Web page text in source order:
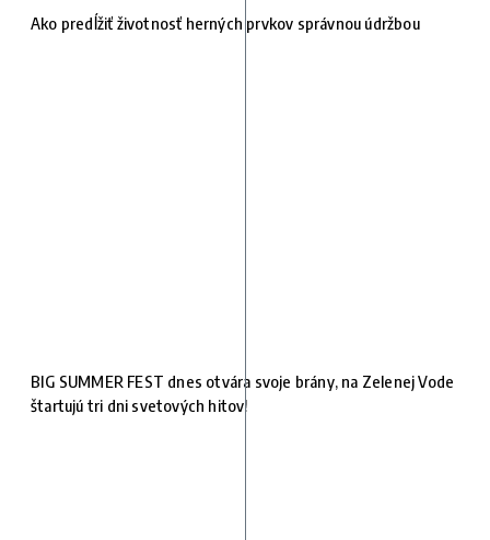
Ako predĺžiť životnosť herných prvkov správnou údržbou
BIG SUMMER FEST dnes otvára svoje brány, na Zelenej Vode
štartujú tri dni svetových hitov!